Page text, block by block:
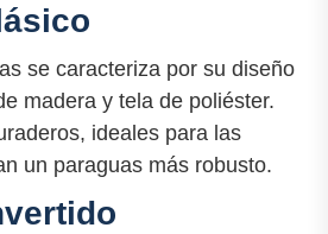
se caracteriza por su diseño
madera y tela de poliéster.
ideales para las
un paraguas más robusto.